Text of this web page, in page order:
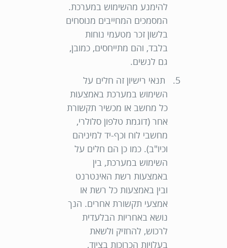
להימנע מהשימוש במערכת.
המסמכים המחייבים מנוסחים
בלשון זכר מטעמי נוחות
בלבד, והם מתייחסים, כמובן,
גם לנשים.
תנאי רישיון זה חלים על
השימוש במערכת באמצעות
כל מחשב או מכשיר תקשורת
אחר (דוגמת טלפון סלולרי,
מחשבי לוח וכף-יד למיניהם
וכיו"ב). כמו כן הם חלים על
השימוש במערכת, בין
באמצעות רשת האינטרנט
ובין באמצעות כל רשת או
אמצעי תקשורת אחרים. הנך
נושא באחריות הבלעדית
לרכוש, להחזיק ולשאת
בעלויות הכרוכות בציוד,